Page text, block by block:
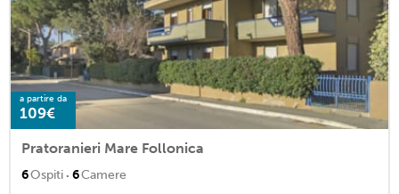
a partire da
109€
Pratoranieri Mare Follonica
6Ospiti · 6Camere